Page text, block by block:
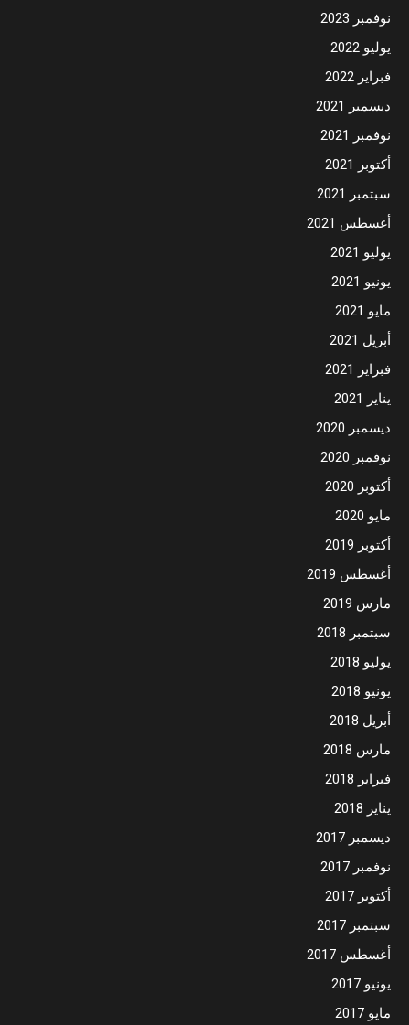
نوفمبر 2023
يوليو 2022
فبراير 2022
ديسمبر 2021
نوفمبر 2021
أكتوبر 2021
سبتمبر 2021
أغسطس 2021
يوليو 2021
يونيو 2021
مايو 2021
أبريل 2021
فبراير 2021
يناير 2021
ديسمبر 2020
نوفمبر 2020
أكتوبر 2020
مايو 2020
أكتوبر 2019
أغسطس 2019
مارس 2019
سبتمبر 2018
يوليو 2018
يونيو 2018
أبريل 2018
مارس 2018
فبراير 2018
يناير 2018
ديسمبر 2017
نوفمبر 2017
أكتوبر 2017
سبتمبر 2017
أغسطس 2017
يونيو 2017
مايو 2017